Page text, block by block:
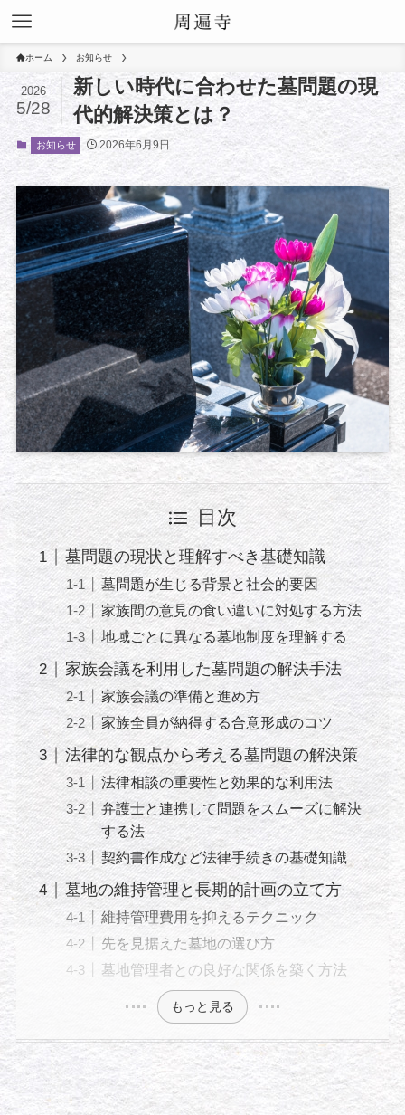
ホーム お知らせ
新しい時代に合わせた墓問題の現
代的解決策とは？
2026
5/28
お知らせ 2026年6月9日
目次
墓問題の現状と理解すべき基礎知識
墓問題が生じる背景と社会的要因
家族間の意見の食い違いに対処する方法
地域ごとに異なる墓地制度を理解する
家族会議を利用した墓問題の解決手法
家族会議の準備と進め方
家族全員が納得する合意形成のコツ
法律的な観点から考える墓問題の解決策
法律相談の重要性と効果的な利用法
弁護士と連携して問題をスムーズに解決
する法
契約書作成など法律手続きの基礎知識
墓地の維持管理と長期的計画の立て方
維持管理費用を抑えるテクニック
先を見据えた墓地の選び方
墓地管理者との良好な関係を築く方法
もっと見る